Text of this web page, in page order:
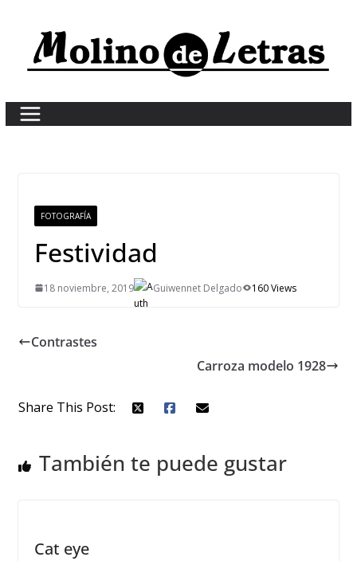
content
FOTOGRAFÍA
Festividad
18 noviembre, 2019 Guiwennet Delgado 160 Views
Contrastes
Carroza modelo 1928
Share This Post:
También te puede gustar
Cat eye